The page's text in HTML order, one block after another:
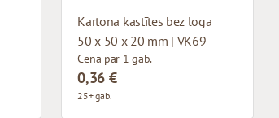
Kartona kastītes bez loga
50 x 50 x 20 mm | VK69
Cena par 1 gab.
0,36 €
25+ gab.